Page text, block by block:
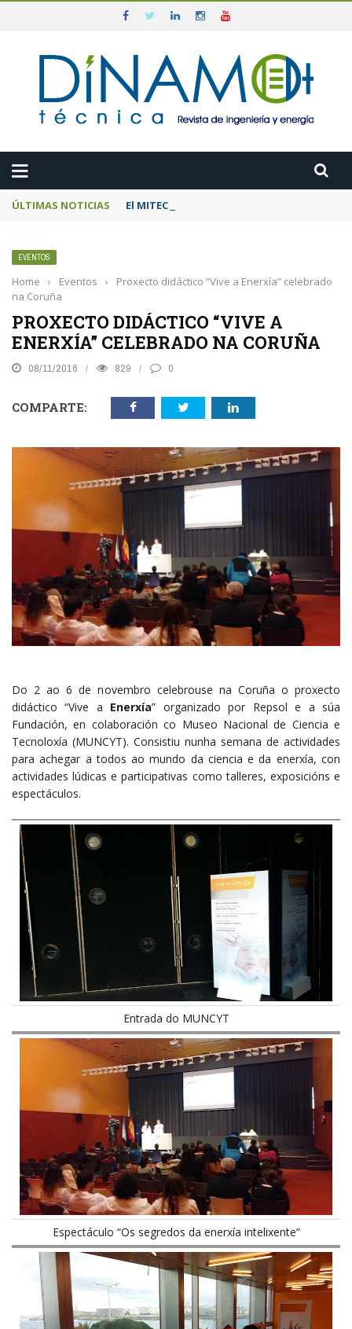
ÚLTIMAS NOTICIAS El MITECO prepara una subasta de 600
EVENTOS
Home › Eventos ›
Proxecto didáctico “Vive a Enerxía” celebrado
na Coruña
PROXECTO DIDÁCTICO “VIVE A
ENERXÍA” CELEBRADO NA CORUÑA
08/11/2016 829 0
COMPARTE:
Do 2 ao 6 de novembro celebrouse na Coruña o proxecto
didáctico “Vive a Enerxía” organizado por Repsol e a súa
Fundación, en colaboración co Museo Nacional de Ciencia e
Tecnoloxía (MUNCYT). Consistiu nunha semana de actividades
para achegar a todos ao mundo da ciencia e da enerxía, con
actividades lúdicas e participativas como talleres, exposicións e
espectáculos.
Entrada do MUNCYT
Espectáculo “Os segredos da enerxía intelixente”